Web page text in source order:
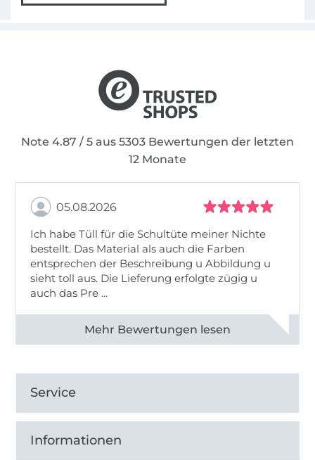
Note 4.87 / 5 aus 5303 Bewertungen der letzten
12 Monate
05.08.2026
Ich habe Tüll für die Schultüte meiner Nichte
bestellt. Das Material als auch die Farben
entsprechen der Beschreibung u Abbildung u
sieht toll aus. Die Lieferung erfolgte zügig u
auch das Pre ...
Alle 82950 Bewertungen ansehen
Service
Informationen